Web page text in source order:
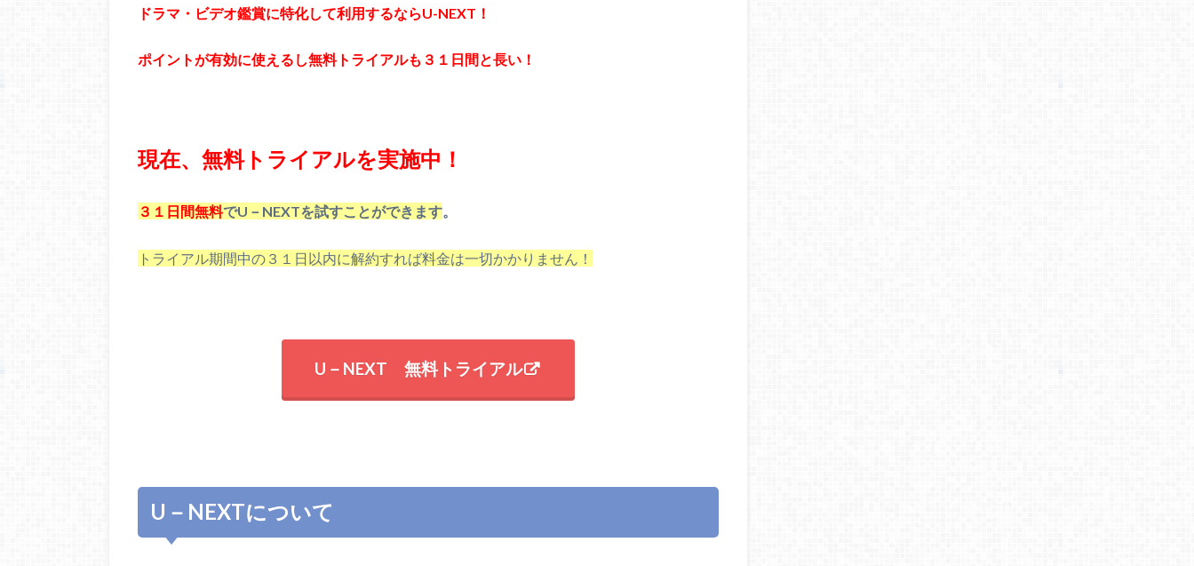
ドラマ・ビデオ鑑賞に特化して利用するならU-NEXT！
ポイントが有効に使えるし無料トライアルも３１日間と長い！
現在、無料トライアルを実施中！
３１日間無料でU－NEXTを試すことができます。
トライアル期間中の３１日以内に解約すれば料金は一切かかりません！
U－NEXT 無料トライアル
U－NEXTについて